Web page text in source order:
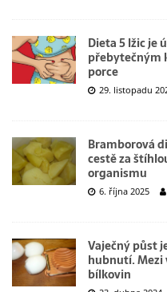
Dieta 5 lžic je
přebytečným
porce
29. listopadu
Bramborová
cestě za
organismu
6. října 2025
Vaječný půst
hubnutí. Mezi
bílkovin